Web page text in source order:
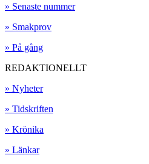
» Senaste nummer
» Smakprov
» På gång
REDAKTIONELLT
» Nyheter
» Tidskriften
» Krönika
» Länkar